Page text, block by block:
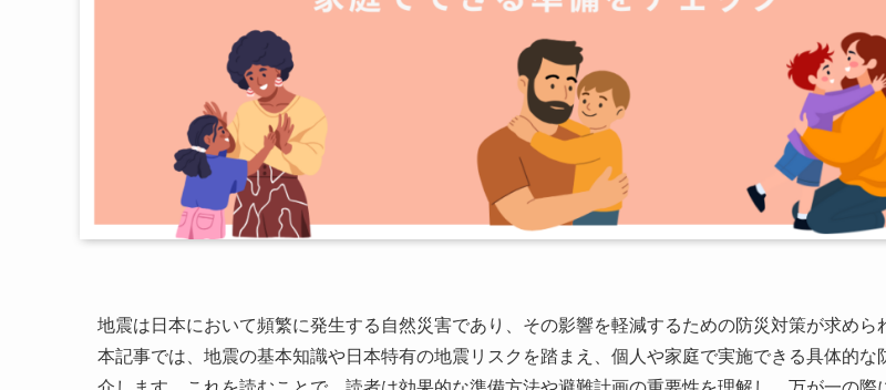
地震は日本において頻繁に発生する自然災害であり、その影響を軽減するための防災対策が求めら
本記事では、地震の基本知識や日本特有の地震リスクを踏まえ、個人や家庭で実施できる具体的な